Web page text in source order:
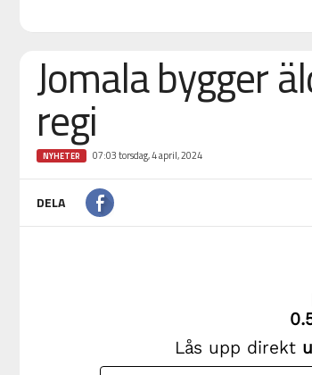
Jomala bygger
regi
NYHETER 07:03 torsdag, 4 april, 2024
DELA